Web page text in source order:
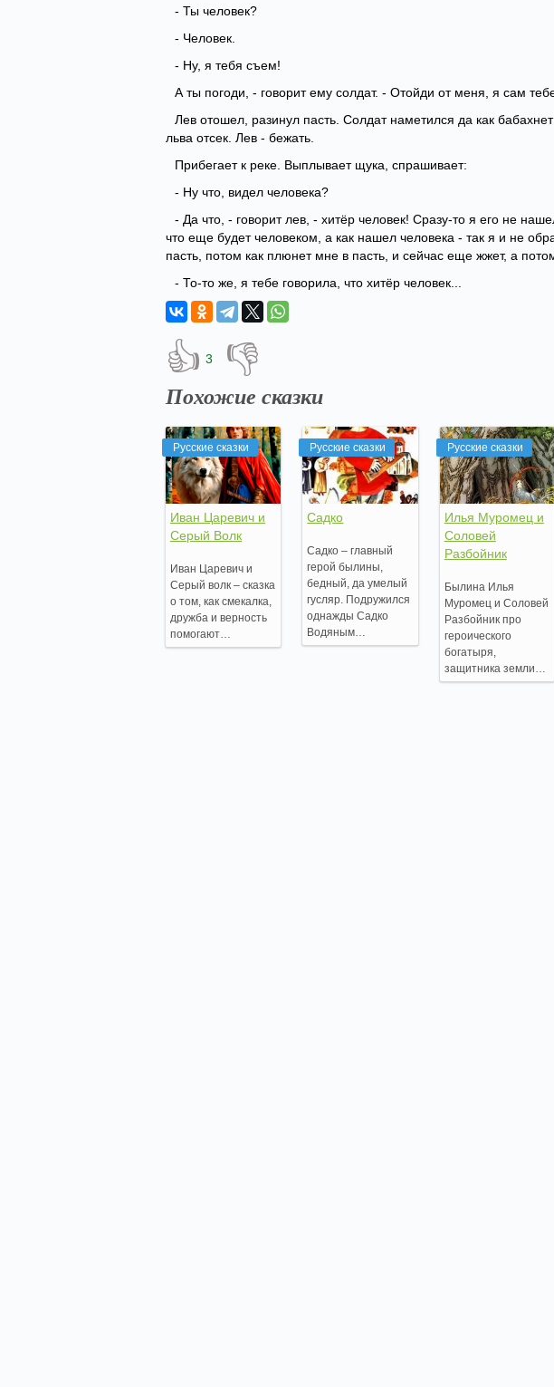
- Ты человек?
- Человек.
- Ну, я тебя съем!
А ты погоди, - говорит ему солдат. - Отойди от меня, я сам
Лев отошел, разинул пасть. Солдат наметился да как
льва отсек. Лев - бежать.
Прибегает к реке. Выплывает щука, спрашивает:
- Ну что, видел человека?
- Да что, - говорит лев, - хитёр человек! Сразу-то я его не
что еще будет человеком, а как нашел человека - так я и не
пасть, потом как плюнет мне в пасть, и сейчас еще жжет, а
- То-то же, я тебе говорила, что хитёр человек...
👍 3 👎
Похожие сказки
Русские сказки
Иван Царевич и
Серый Волк
Иван Царевич и
Серый волк – сказка
о том, как смекалка,
дружба и верность
помогают…
Русские сказки
Садко
Садко – главный
герой былины,
бедный, да умелый
гусляр. Подружился
однажды Садко
Водяным…
Русские сказки
Илья Муромец и
Соловей
Разбойник
Былина Илья
Муромец и Соловей
Разбойник про
героического
богатыря,
защитника земли…